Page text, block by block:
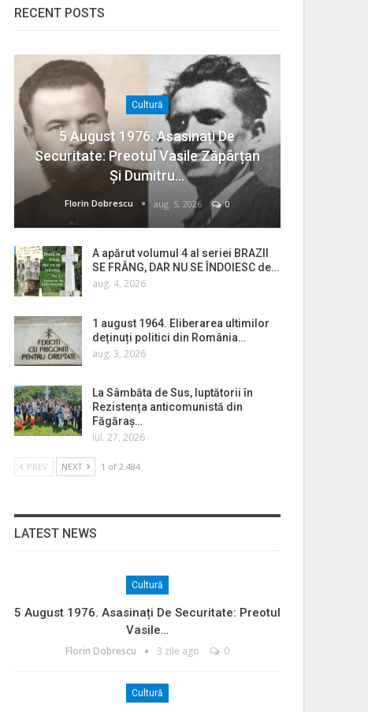
RECENT POSTS
Cultură
5 August 1976. Asasinați De
Securitate: Preotul Vasile Zăpârțan
Și Dumitru…
Florin Dobrescu aug. 5, 2026 0
A apărut volumul 4 al seriei BRAZII
SE FRÂNG, DAR NU SE ÎNDOIESC de…
aug. 4, 2026
1 august 1964. Eliberarea ultimilor
deținuți politici din România…
aug. 3, 2026
La Sâmbăta de Sus, luptătorii în
Rezistența anticomunistă din
Făgăraș…
iul. 27, 2026
PREV NEXT 1 of 2.484
LATEST NEWS
Cultură
5 August 1976. Asasinați De Securitate: Preotul
Vasile…
Florin Dobrescu 3 zile ago 0
Cultură